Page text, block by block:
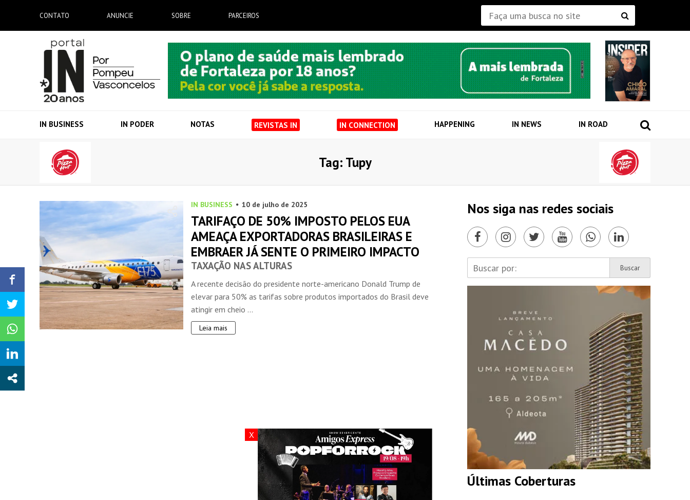
CONTATO ANUNCIE SOBRE PARCEIROS
IN BUSINESS IN PODER NOTAS REVISTAS IN IN CONNECTION HAPPENING IN NEWS IN ROAD
Tag: Tupy
IN BUSINESS 10 de julho de 2025
TARIFAÇO DE 50% IMPOSTO PELOS EUA
AMEAÇA EXPORTADORAS BRASILEIRAS E
EMBRAER JÁ SENTE O PRIMEIRO IMPACTO
TAXAÇÃO NAS ALTURAS
A recente decisão do presidente norte-americano Donald Trump de
elevar para 50% as tarifas sobre produtos importados do Brasil deve
atingir em cheio ...
Leia mais
Nos siga nas redes sociais
Últimas Coberturas
X